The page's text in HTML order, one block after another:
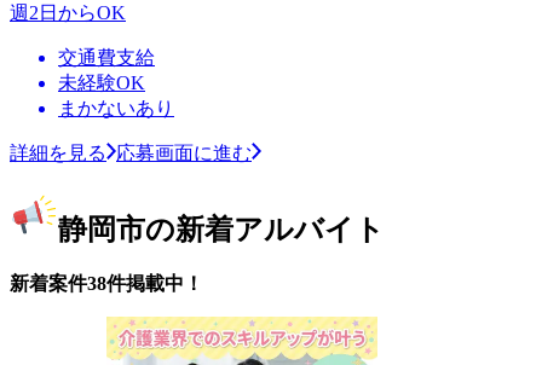
週2日からOK
交通費支給
未経験OK
まかないあり
詳細を見る 応募画面に進む
静岡市の新着アルバイト
新着案件38件掲載中！